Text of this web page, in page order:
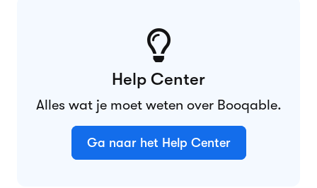
Help Center
Alles wat je moet weten over Booqable.
Ga naar het Help Center